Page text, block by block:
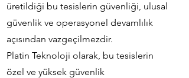
üretildiği bu tesislerin güvenliği, ulusal
güvenlik ve operasyonel devamlılık
açısından vazgeçilmezdir.
Platin Teknoloji olarak, bu tesislerin
özel ve yüksek güvenlik